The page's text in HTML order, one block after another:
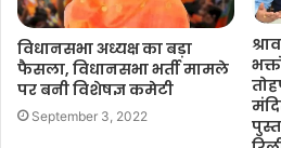
विधानसभा अध्यक्ष का बड़ा
फैसला, विधानसभा भर्ती मामले
पर बनी विशेषज्ञ कमेटी
September 3, 2022